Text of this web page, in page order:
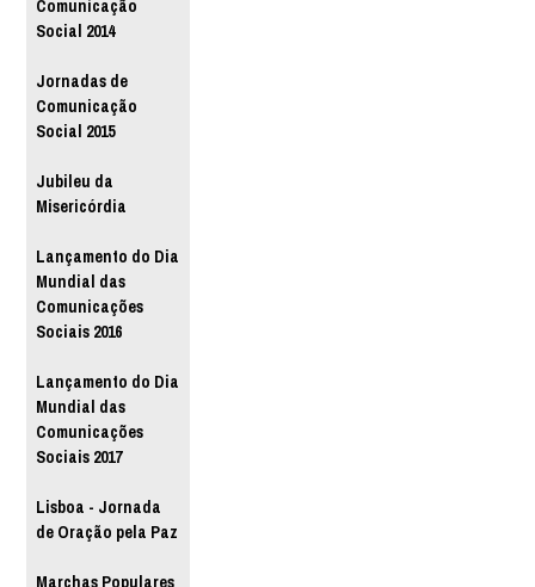
Comunicação
Social 2014
Jornadas de
Comunicação
Social 2015
Jubileu da
Misericórdia
Lançamento do Dia
Mundial das
Comunicações
Sociais 2016
Lançamento do Dia
Mundial das
Comunicações
Sociais 2017
Lisboa - Jornada
de Oração pela Paz
Marchas Populares